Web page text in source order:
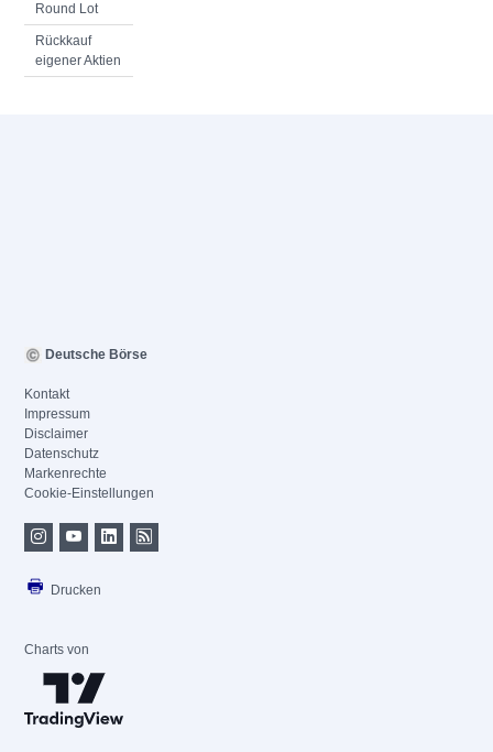
Round Lot
Rückkauf
eigener Aktien
Deutsche Börse
Kontakt
Impressum
Disclaimer
Datenschutz
Markenrechte
Cookie-Einstellungen
Drucken
Charts von